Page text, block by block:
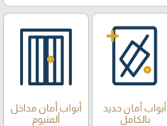
أبواب أمان حديد
بالكامل
أبواب أمان مداخل
ألمنيوم